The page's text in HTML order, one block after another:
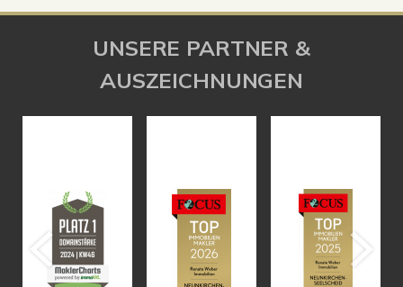
UNSERE PARTNER &
AUSZEICHNUNGEN